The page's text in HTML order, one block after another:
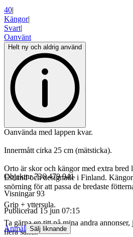
40|
Kängor|
Svart|
Oanvänt
Helt ny och aldrig använd
Oanvända med lappen kvar.
Innermått cirka 25 cm (mätsticka).
Orto är skor och kängor med extra bred
Estland och designade i Finland.
snörning för att passa de bredaste
Grip + yttersula.
Ta gärna en titt på mina andra
flera saker.
Objektnr 736 479 941
Visningar 93
Publicerad 15 jun 07:15
Anmäl Sälj liknande